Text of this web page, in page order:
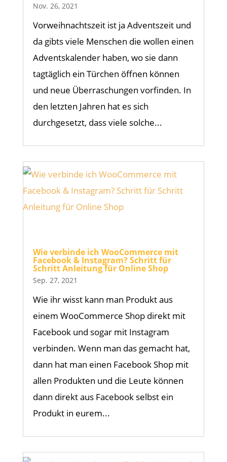
Nov. 26, 2021
Vorweihnachtszeit ist ja Adventszeit und
da gibts viele Menschen die wollen einen
Adventskalender haben, wo sie dann
tagtäglich ein Türchen öffnen können
und neue Überraschungen vorfinden. In
den letzten Jahren hat es sich
durchgesetzt, dass viele solche...
Wie verbinde ich WooCommerce mit
Facebook & Instagram? Schritt für
Schritt Anleitung für Online Shop
Sep. 27, 2021
Wie ihr wisst kann man Produkt aus
einem WooCommerce Shop direkt mit
Facebook und sogar mit Instagram
verbinden. Wenn man das gemacht hat,
dann hat man einen Facebook Shop mit
allen Produkten und die Leute können
dann direkt aus Facebook selbst ein
Produkt in eurem...